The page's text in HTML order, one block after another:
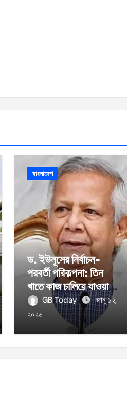
বাংলাদেশ
ড. ইউনূসের নির্বাচন-
পরবর্তী পরিকল্পনা: তিন
খাতে কাজ চালিয়ে যাওয়ার
ঘোষণাGB Today
জানু ১২,
২০২৬